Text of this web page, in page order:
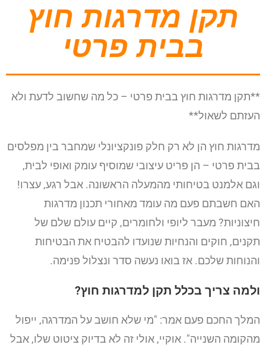
תקן מדרגות חוץ
בבית פרטי
**תקן מדרגות חוץ בבית פרטי – כל מה שחשוב לדעת ולא
העזתם לשאול**
מדרגות חוץ הן לא רק חלק פונקציונלי שמחבר בין מפלסים
בבית פרטי – הן פריט עיצובי שמוסיף עומק ואופי לבית,
וגם אלמנט בטיחותי מהמעלה הראשונה. אבל רגע, עצרו!
האם חשבתם פעם מה עומד מאחורי תכנון מדרגות
חיצוניות? מעבר ליופי ולחומרים, קיים עולם שלם של
תקנים, חוקים והנחיות שנועדו להבטיח את הבטיחות
והנוחות שלכם. אז בואו נעשה סדר ונצלול פנימה.
ולמה צריך בכלל תקן למדרגות חוץ?
המלך החכם פעם אמר: "מי שלא חושב על המדרגה, ייפול
מהקומה השנייה". אוקיי, אולי זה לא בדיוק ציטוט שלו, אבל